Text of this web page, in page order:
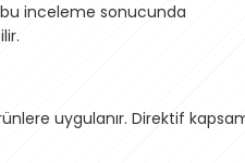
bu inceleme sonucunda
uygulanır. Direktif